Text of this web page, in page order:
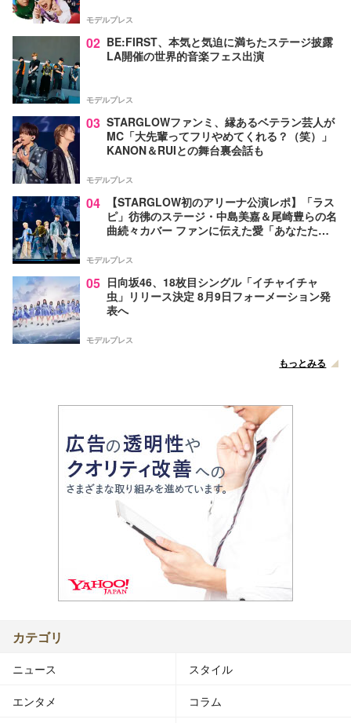
モデルプレス
02 BE:FIRST、本気と気迫に満ちたステージ披露
LA開催の世界的音楽フェス出演
モデルプレス
03 STARGLOWファンミ、縁あるベテラン芸人が
MC「大先輩ってフリやめてくれる？（笑）」
KANON＆RUIとの舞台裏会話も
モデルプレス
04
【STARGLOW初のアリーナ公演レポ】「ラス
ピ」彷彿のステージ・中島美嘉＆尾崎豊らの名
曲続々カバー ファンに伝えた愛「あなたたち
モデルプレス
05 日向坂46、18枚目シングル「イチャイチャ
虫」リリース決定 8月9日フォーメーション発
表へ
モデルプレス
もっとみる
カテゴリ
ニュース スタイル
エンタメ コラム